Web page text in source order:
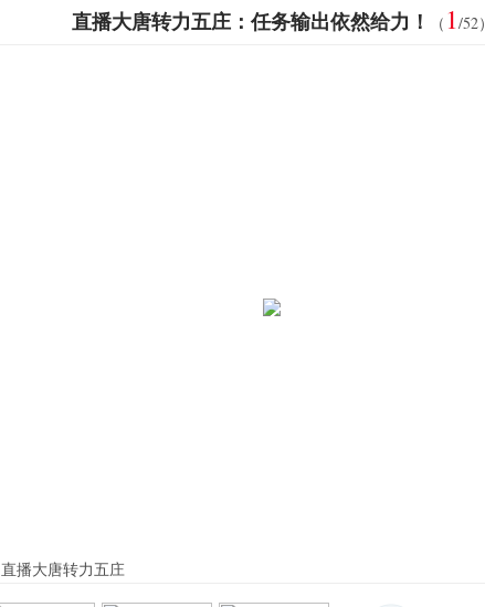
直播大唐转力五庄：任务输出依然给力！ （ 1/52）
直播大唐转力五庄